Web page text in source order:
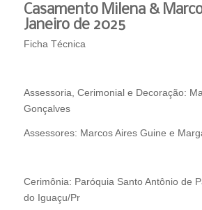
Casamento Milena &
Janeiro de 2025
Ficha Técnica
Assessoria, Cerimonial e Decoração:
Gonçalves
Assessores: Marcos Aires Guine e
Cerimônia: Paróquia Santo Antônio de
do Iguaçu/Pr